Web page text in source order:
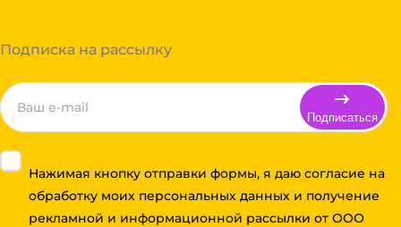
Подписка на рассылку
Подписаться
Нажимая кнопку отправки формы, я даю согласие на
обработку моих персональных данных и получение
рекламной и информационной рассылки от ООО